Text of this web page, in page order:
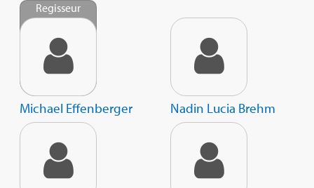
Regisseur
Michael Effenberger Nadin Lucia Brehm